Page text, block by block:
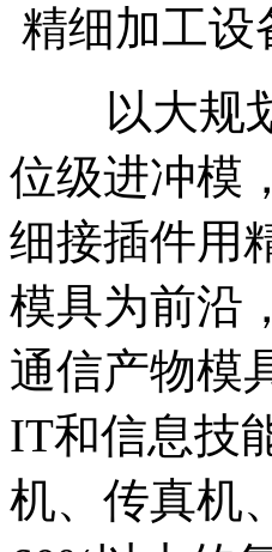
精细加工设
以大规划
位级进冲模
细接插件用
模具为前沿
通信产物模
IT和信息技
机、传真机